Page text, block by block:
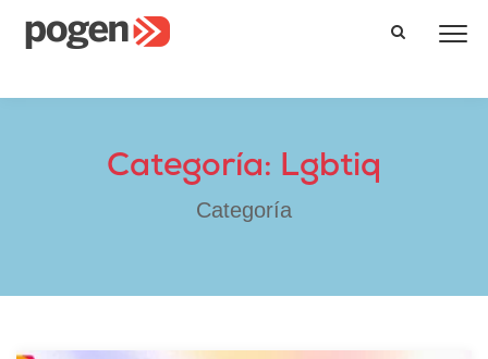
Categoría: Lgbtiq
Categoría